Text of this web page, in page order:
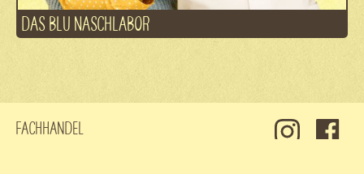
DAS BLU NASCHLABOR
Fachhandel